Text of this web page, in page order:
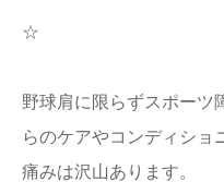
☆
野球肩に限らずスポーツ
らのケアやコンディショ
痛みは沢山あります。